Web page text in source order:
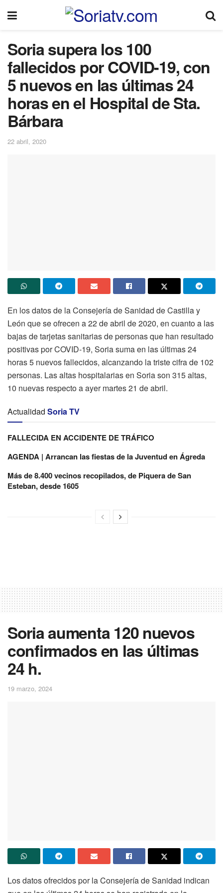
Soria supera los 100
fallecidos por COVID-19, con
5 nuevos en las últimas 24
horas en el Hospital de Sta.
Bárbara
22 abril, 2020
En los datos de la Consejería de Sanidad de Castilla y
León que se ofrecen a 22 de abril de 2020, en cuanto a las
bajas de tarjetas sanitarias de personas que han resultado
positivas por COVID-19, Soria suma en las últimas 24
horas 5 nuevos fallecidos, alcanzando la triste cifra de 102
personas. Las altas hospitalarias en Soria son 315 altas,
10 nuevas respecto a ayer martes 21 de abril.
Actualidad Soria TV
FALLECIDA EN ACCIDENTE DE TRÁFICO
AGENDA | Arrancan las fiestas de la Juventud en Ágreda
Más de 8.400 vecinos recopilados, de Piquera de San
Esteban, desde 1605
Soria aumenta 120 nuevos
confirmados en las últimas
24 h.
19 marzo, 2024
Los datos ofrecidos por la Consejería de Sanidad indican